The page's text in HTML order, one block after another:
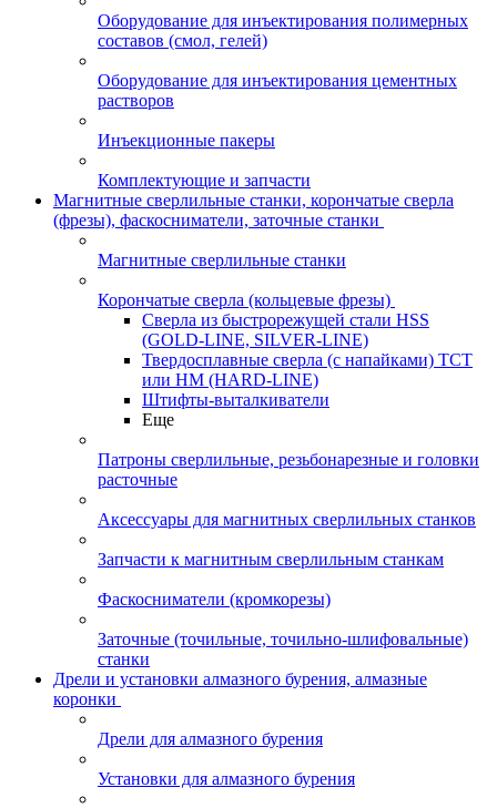
Оборудование для инъектирования полимерных
составов (смол, гелей)
Оборудование для инъектирования цементных
растворов
Инъекционные пакеры
Комплектующие и запчасти
Магнитные сверлильные станки, корончатые сверла
(фрезы), фаскосниматели, заточные станки
Магнитные сверлильные станки
Корончатые сверла (кольцевые фрезы)
Сверла из быстрорежущей стали HSS
(GOLD-LINE, SILVER-LINE)
Твердосплавные сверла (с напайками) ТСТ
или HM (HARD-LINE)
Штифты-выталкиватели
Еще
Патроны сверлильные, резьбонарезные и головки
расточные
Аксессуары для магнитных сверлильных станков
Запчасти к магнитным сверлильным станкам
Фаскосниматели (кромкорезы)
Заточные (точильные, точильно-шлифовальные)
станки
Дрели и установки алмазного бурения, алмазные
коронки
Дрели для алмазного бурения
Установки для алмазного бурения